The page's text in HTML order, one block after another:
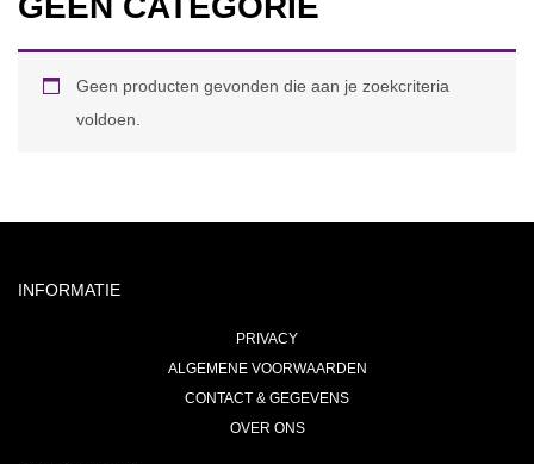
Geen producten gevonden die aan je zoekcriteria
voldoen.
INFORMATIE
PRIVACY
ALGEMENE VOORWAARDEN
CONTACT & GEGEVENS
OVER ONS